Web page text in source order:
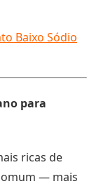
Baixo Sódio
para
ricas de
— mais